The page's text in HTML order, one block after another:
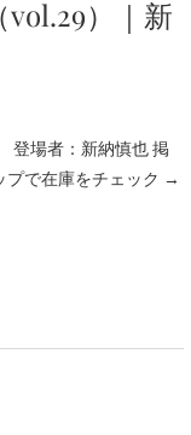
vol.29）｜新
登場者：新納慎也 掲
で在庫をチェック →